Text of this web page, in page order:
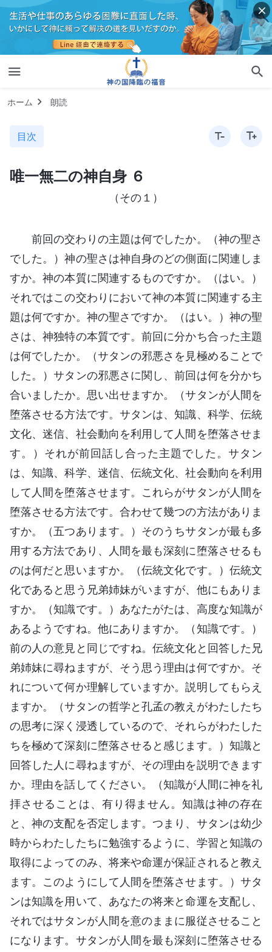
ホーム 朗読
目次
唯一無二の神自身 ６
（その１）
前回の交わりの主題は何でしたか。（神の聖さ
でした。）神の聖さは神自身のどの側面に関連しま
すか。神の本質に関連するものですか。（はい。）
それではこの交わりにおいて神の本質に関連する主
題は何ですか。神の聖さですか。（はい。）神の聖
さは、神独特の本質です。前回に分かち合った主題
は何でしたか。（サタンの邪悪さを見極めることで
した。）サタンの邪悪さに関し、前回は何を分かち
合いましたか。思い出せますか。（サタンが人間を
堕落させる方法です。サタンは、知識、科学、伝統
文化、迷信、社会動向を利用して人間を堕落させま
す。）それが前回話し合った主題でした。サタン
は、知識、科学、迷信、伝統文化、社会動向を利用
して人間を堕落させます。これらがサタンが人間を
堕落させる方法です。合わせて幾つの方法がありま
すか。（五つあります。）そのうちサタンが最も多
用する方法であり、人間を最も深刻に堕落させるも
のは何だと思いますか。（伝統文化です。）伝統文
化であると思う兄弟姉妹がいますが、他にもありま
すか。（知識です。）あなたがたは、高度な知識が
あるようですね。他にありますか。（知識です。）
前の人の意見と同じですね。伝統文化と回答した兄
弟姉妹に尋ねますが、そう思う理由は何ですか。そ
れについて何か理解していますか。説明してもらえ
ますか。（サタンの哲学と孔孟の教えがわたしたち
の思考に深く浸透しているので、それらがわたした
ちを極めて深刻に堕落させると感じます。）知識と
回答した人に尋ねますが、その理由を説明できます
か。理由を話してください。（知識が人間に神を礼
拝させることは、有り得ません。知識は神の存在
と、神の支配を否定します。つまり、サタンは幼少
時からわたしたちに勉強するように、学習と知識の
取得によってのみ、将来や命運が保証されると教え
ます。このようにして人間を堕落させます。）サタ
ンは知識を用いて、あなたの将来と命運を支配し、
それではサタンが人間を意のままに服従させること
になります。サタンが人間を最も深刻に堕落させる